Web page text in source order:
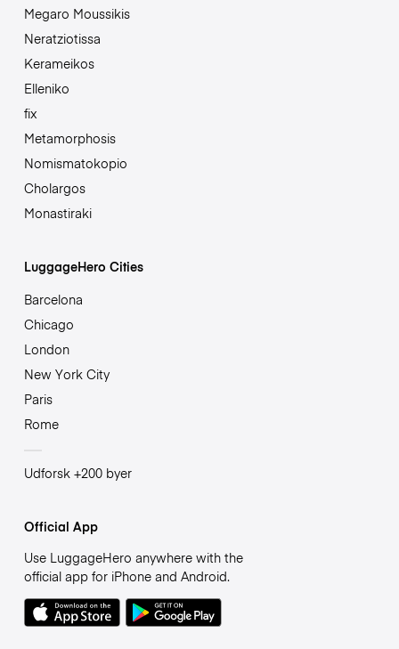
Megaro Moussikis
Neratziotissa
Kerameikos
Elleniko
fix
Metamorphosis
Nomismatokopio
Cholargos
Monastiraki
LuggageHero Cities
Barcelona
Chicago
London
New York City
Paris
Rome
Udforsk +200 byer
Official App
Use LuggageHero anywhere with the
official app for iPhone and Android.